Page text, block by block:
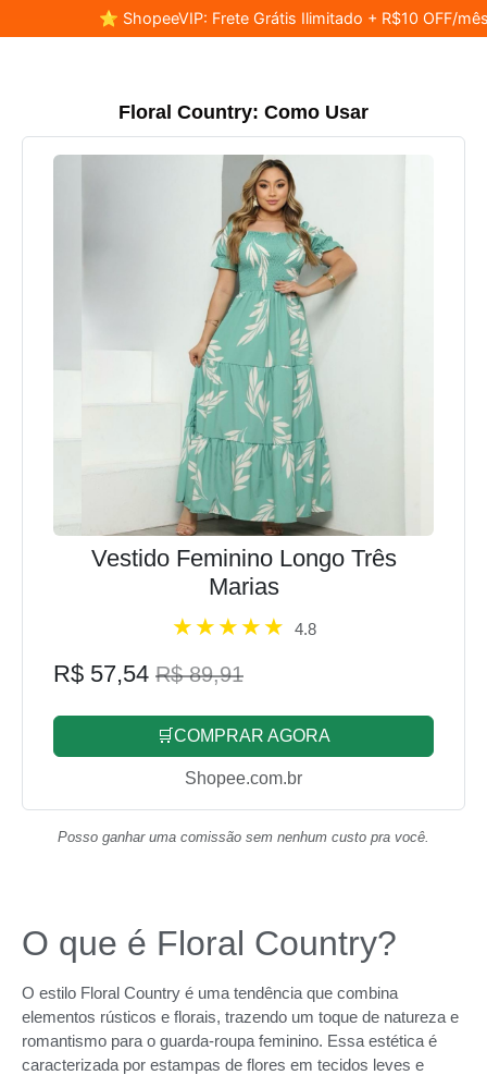
⭐ ShopeeVIP: Frete Grátis Ilimitado + R$10 OFF/
Floral Country: Como Usar
Vestido Feminino Longo Três
Marias
4.8
R$ 57,54 R$ 89,91
🛒COMPRAR AGORA
Shopee.com.br
Posso ganhar uma comissão sem nenhum custo pra você.
O que é Floral Country?
O estilo Floral Country é uma tendência que combina
elementos rústicos e florais, trazendo um toque de natureza e
romantismo para o guarda-roupa feminino. Essa estética é
caracterizada por estampas de flores em tecidos leves e